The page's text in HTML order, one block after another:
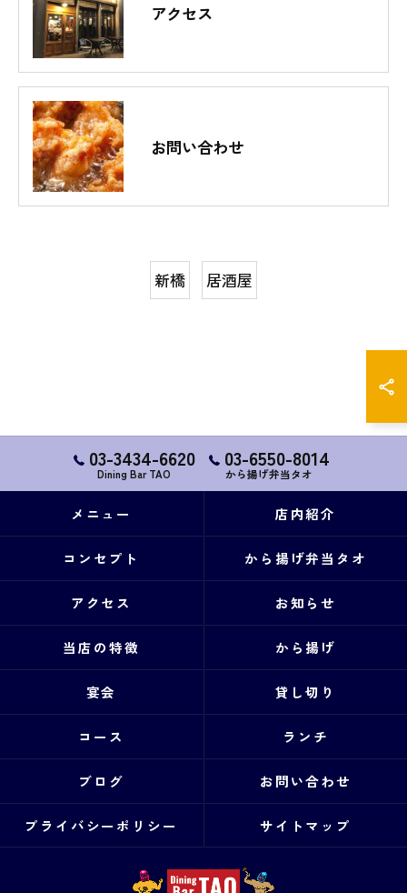
アクセス
お問い合わせ
新橋 居酒屋
03-3434-6620
Dining Bar TAO
03-6550-8014
から揚げ弁当タオ
メニュー 店内紹介
コンセプト から揚げ弁当タオ
アクセス お知らせ
当店の特徴 から揚げ
宴会 貸し切り
コース ランチ
ブログ お問い合わせ
プライバシーポリシー サイトマップ